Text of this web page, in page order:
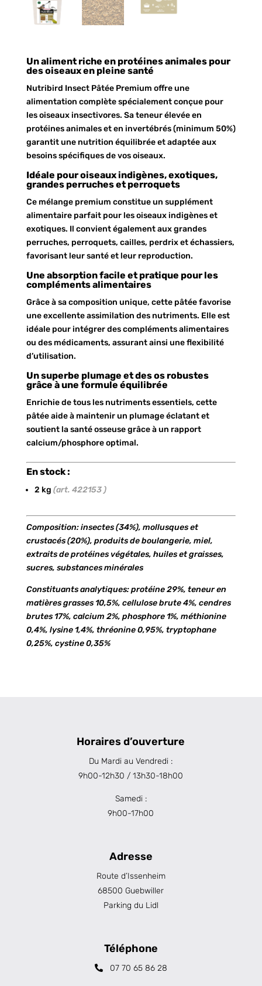
Un aliment riche en protéines animales pour
des oiseaux en pleine santé
Nutribird Insect Pâtée Premium offre une
alimentation complète spécialement conçue pour
les oiseaux insectivores. Sa teneur élevée en
protéines animales et en invertébrés (minimum 50%)
garantit une nutrition équilibrée et adaptée aux
besoins spécifiques de vos oiseaux.
Idéale pour oiseaux indigènes, exotiques,
grandes perruches et perroquets
Ce mélange premium constitue un supplément
alimentaire parfait pour les oiseaux indigènes et
exotiques. Il convient également aux grandes
perruches, perroquets, cailles, perdrix et échassiers,
favorisant leur santé et leur reproduction.
Une absorption facile et pratique pour les
compléments alimentaires
Grâce à sa composition unique, cette pâtée favorise
une excellente assimilation des nutriments. Elle est
idéale pour intégrer des compléments alimentaires
ou des médicaments, assurant ainsi une flexibilité
d’utilisation.
Un superbe plumage et des os robustes
grâce à une formule équilibrée
Enrichie de tous les nutriments essentiels, cette
pâtée aide à maintenir un plumage éclatant et
soutient la santé osseuse grâce à un rapport
calcium/phosphore optimal.
En stock :
2 kg (art. 422153 )
Composition: insectes (34%), mollusques et
crustacés (20%), produits de boulangerie, miel,
extraits de protéines végétales, huiles et graisses,
sucres, substances minérales
Constituants analytiques: protéine 29%, teneur en
matières grasses 10,5%, cellulose brute 4%, cendres
brutes 17%, calcium 2%, phosphore 1%, méthionine
0,4%, lysine 1,4%, thréonine 0,95%, tryptophane
0,25%, cystine 0,35%
Horaires d’ouverture
Du Mardi au Vendredi :
9h00-12h30 / 13h30-18h00
Samedi :
9h00-17h00
Adresse
Route d’Issenheim
68500 Guebwiller
Parking du Lidl
Téléphone
07 70 65 86 28